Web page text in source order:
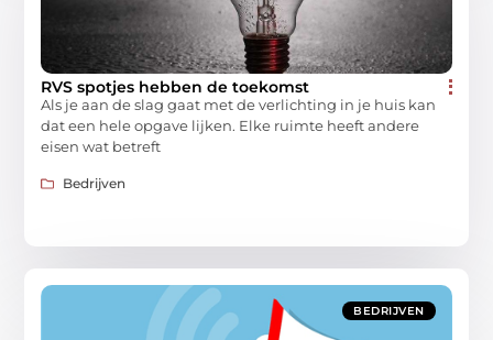
RVS spotjes hebben de toekomst
Als je aan de slag gaat met de verlichting in je huis kan
dat een hele opgave lijken. Elke ruimte heeft andere
eisen wat betreft
Bedrijven
BEDRIJVEN